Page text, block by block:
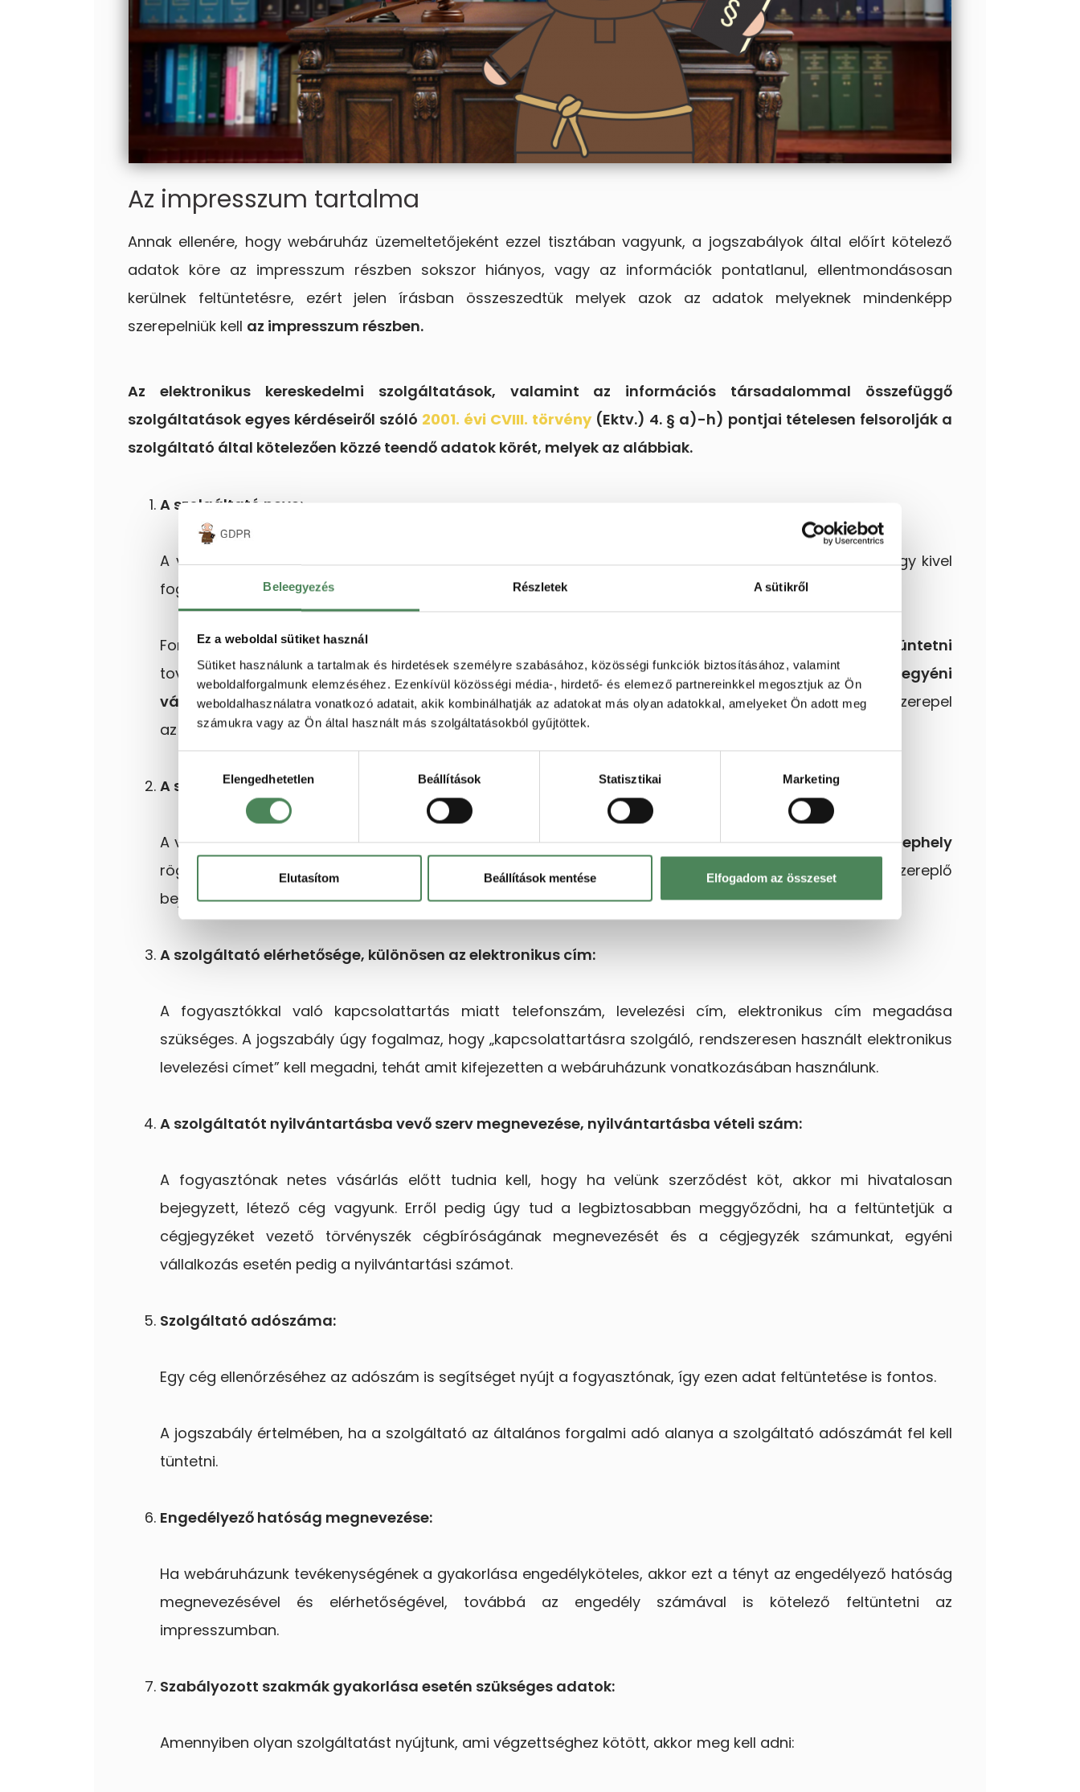
Beleegyezés Részletek A sütikről
Ez a weboldal sütiket használ
Sütiket használunk a tartalmak és hirdetések személyre szabásához, közösségi funkciók biztosításához, valamint
weboldalforgalmunk elemzéséhez. Ezenkívül közösségi média-, hirdető- és elemező partnereinkkel megosztjuk az Ön
weboldalhasználatra vonatkozó adatait, akik kombinálhatják az adatokat más olyan adatokkal, amelyeket Ön adott meg
számukra vagy az Ön által használt más szolgáltatásokból gyűjtöttek.
kiválasztásaElengedhetetlen Beállítások Statisztikai Marketing
Elutasítom Beállítások mentése Elfogadom az összeset
Az impresszum tartalma
Annak ellenére, hogy webáruház üzemeltetőjeként ezzel tisztában vagyunk, a jogszabályok által előírt kötelező
adatok köre az impresszum részben sokszor hiányos, vagy az információk pontatlanul, ellentmondásosan
kerülnek feltüntetésre, ezért jelen írásban összeszedtük melyek azok az adatok melyeknek mindenképp
szerepelniük kell az impresszum részben.
Az elektronikus kereskedelmi szolgáltatások, valamint az információs társadalommal összefüggő
szolgáltatások egyes kérdéseiről szóló 2001. évi CVIII. törvény(Ektv.) 4. § a)-h) pontjai tételesen felsorolják a
szolgáltató által kötelezően közzé teendő adatok körét, melyek az alábbiak.
A szolgáltató neve:
A vállalkozásunk nevét szerepeltetni kell a weboldalunkon, hiszen az oda látogatónak tudnia kell, hogy kivel
fog adott esetben szerződést kötni.
Fontos, hogy a weboldalt üzemeltető
cégnevét kell feltüntetni
továbbá annak képviselőjét,egyéni vállalkozókéntpediga természetes személy nevét és az egyéni
vállalkozó megjelölést feltüntetve,nem megfelelő tehát ha csak a webáruház kereskedelmi neve szerepel
az oldalon.
A szolgáltató székhelye, telephelye ezek hiányában lakcíme:
A vállalkozásunk székhelyeként illetve telephelyeként a cégjegyzékben szereplőhivatalos székhely, telephely
rögzítése szükséges. Ha egyéni vállalkozóként üzemeltetjük a webáruházat, akkor a lakcímkártyán szereplő
bejelentett lakcímet kell megadni.
A szolgáltató elérhetősége, különösen az elektronikus cím:
A fogyasztókkal való kapcsolattartás miatt telefonszám, levelezési cím, elektronikus cím megadása
szükséges. A jogszabály úgy fogalmaz, hogy „kapcsolattartásra szolgáló, rendszeresen használt elektronikus
levelezési címet” kell megadni, tehát amit kifejezetten a webáruházunk vonatkozásában használunk.
A szolgáltatót nyilvántartásba vevő szerv megnevezése, nyilvántartásba vételi szám:
A fogyasztónak netes vásárlás előtt tudnia kell, hogy ha velünk szerződést köt, akkor mi hivatalosan
bejegyzett, létező cég vagyunk. Erről pedig úgy tud a legbiztosabban meggyőződni, ha a feltüntetjük a
cégjegyzéket vezető törvényszék cégbíróságának megnevezését és a cégjegyzék számunkat, egyéni
vállalkozás esetén pedig a nyilvántartási számot.
Szolgáltató adószáma:
Egy cég ellenőrzéséhez az adószám is segítséget nyújt a fogyasztónak, így ezen adat feltüntetése is fontos.
A jogszabály értelmében, ha a szolgáltató az általános forgalmi adó alanya a szolgáltató adószámát fel kell
tüntetni.
Engedélyező hatóság megnevezése:
Ha webáruházunk tevékenységének a gyakorlása engedélyköteles, akkor ezt a tényt az engedélyező hatóság
megnevezésével és elérhetőségével, továbbá az engedély számával is kötelező feltüntetni az
impresszumban.
Szabályozott szakmák gyakorlása esetén szükséges adatok:
Amennyiben olyan szolgáltatást nyújtunk, ami végzettséghez kötött, akkor meg kell adni: